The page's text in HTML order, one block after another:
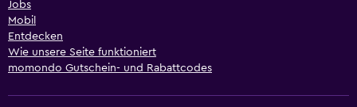
Jobs
Mobil
Entdecken
Wie unsere Seite funktioniert
momondo Gutschein- und Rabattcodes